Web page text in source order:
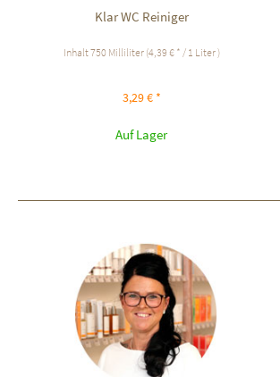
Klar WC Reiniger
Inhalt750 Milliliter (4,39 € * / 1 Liter )
3,29 € *
Auf Lager